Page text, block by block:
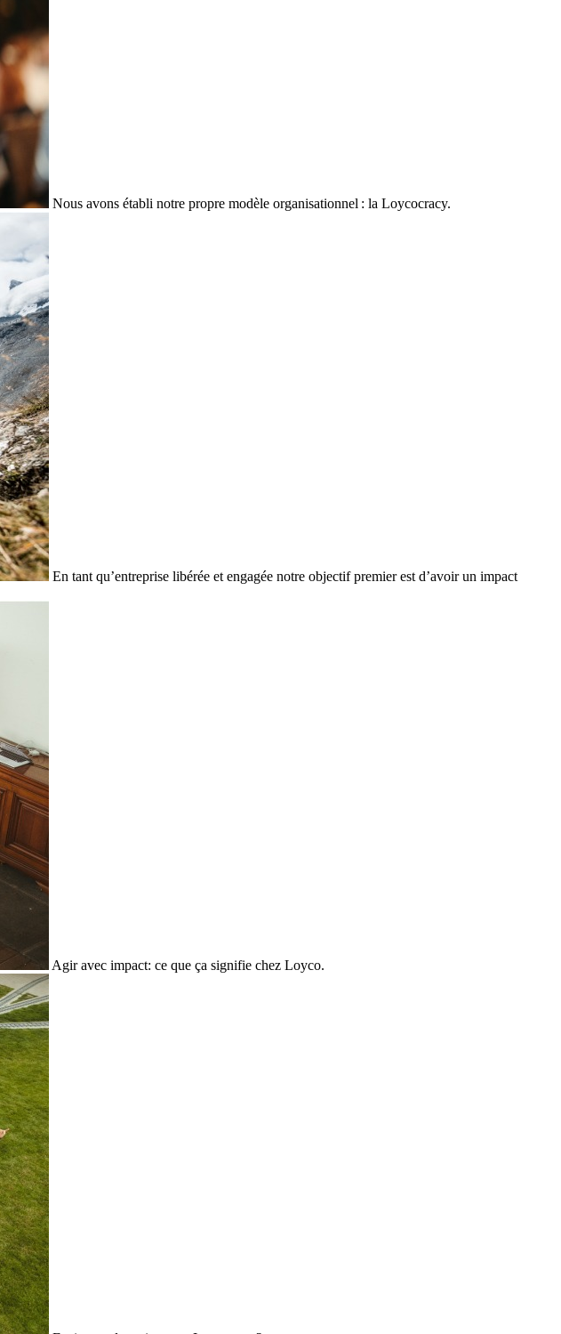
Nous avons établi notre propre modèle organisationnel : la Loycocracy.
En tant qu’entreprise libérée et engagée notre objectif premier est d’avoir un impact
Agir avec impact: ce que ça signifie chez Loyco.